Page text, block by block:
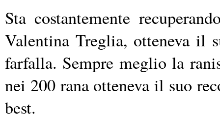
Sta costantemente
Valentina Treglia, otteneva il
farfalla. Sempre meglio la
nei 200 rana otteneva il suo
best.